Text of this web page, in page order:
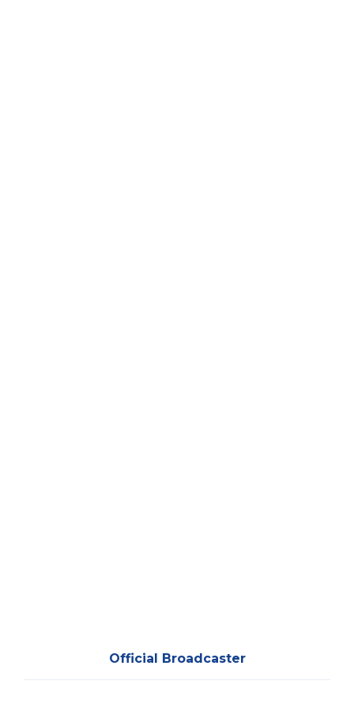
Official Broadcaster